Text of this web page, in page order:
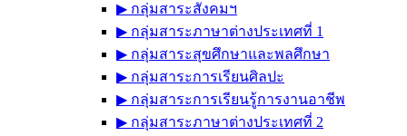
▶︎ กลุ่มสาระสังคมฯ
▶︎ กลุ่มสาระภาษาต่างประเทศที่ 1
▶︎ กลุ่มสาระสุขศึกษาและพลศึกษา
▶︎ กลุ่มสาระการเรียนศิลปะ
▶︎ กลุ่มสาระการเรียนรู้การงานอาชีพ
▶︎ กลุ่มสาระภาษาต่างประเทศที่ 2